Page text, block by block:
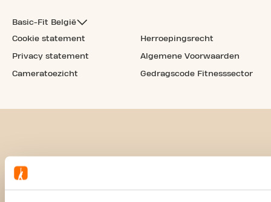
Basic-Fit België
Cookie statement
Privacy statement
Cameratoezicht
Herroepingsrecht
Algemene Voorwaarden
Gedragscode Fitnesssector